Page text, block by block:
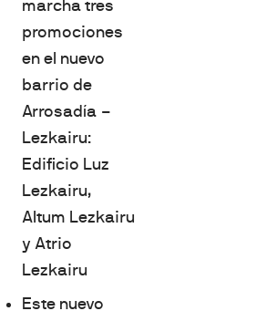
marcha tres
promociones
en el nuevo
barrio de
Arrosadía –
Lezkairu:
Edificio Luz
Lezkairu,
Altum Lezkairu
y Atrio
Lezkairu
Este nuevo